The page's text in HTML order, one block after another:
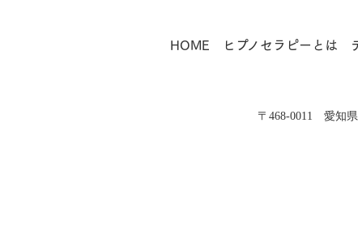
HOME ヒプノセラピーとは
〒468-0011 愛知